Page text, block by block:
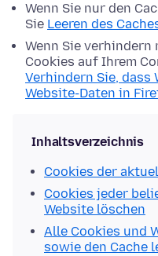
Wenn Sie nur den
Sie Leeren des
Wenn Sie verhindern
Cookies auf Ihrem
Verhindern Sie, dass
Website-Daten in
Inhaltsverzeichnis
Cookies der
Cookies jeder
Website löschen
Alle Cookies und
sowie den Cache